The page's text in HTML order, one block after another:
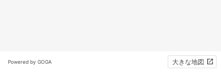
Powered by GOGA 大きな地図